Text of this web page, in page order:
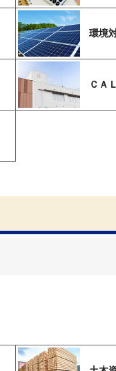
環境
ＣＡ